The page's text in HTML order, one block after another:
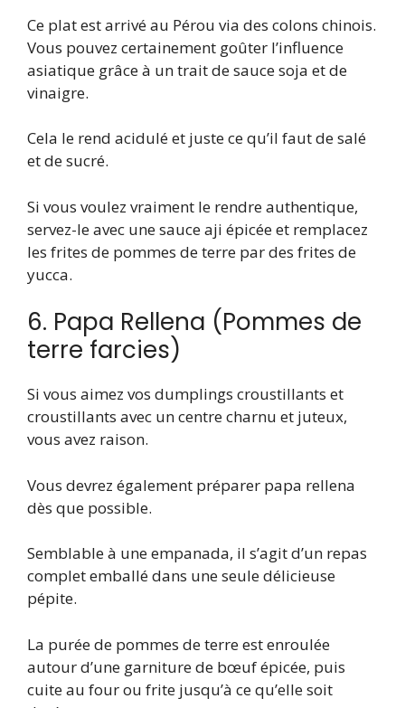
Ce plat est arrivé au Pérou via des colons chinois.
Vous pouvez certainement goûter l’influence
asiatique grâce à un trait de sauce soja et de
vinaigre.
Cela le rend acidulé et juste ce qu’il faut de salé
et de sucré.
Si vous voulez vraiment le rendre authentique,
servez-le avec une sauce aji épicée et remplacez
les frites de pommes de terre par des frites de
yucca.
6. Papa Rellena (Pommes de
terre farcies)
Si vous aimez vos dumplings croustillants et
croustillants avec un centre charnu et juteux,
vous avez raison.
Vous devrez également préparer papa rellena
dès que possible.
Semblable à une empanada, il s’agit d’un repas
complet emballé dans une seule délicieuse
pépite.
La purée de pommes de terre est enroulée
autour d’une garniture de bœuf épicée, puis
cuite au four ou frite jusqu’à ce qu’elle soit